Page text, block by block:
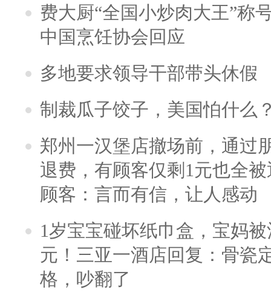
费大厨“全国小炒肉大王”称
中国烹饪协会回应
多地要求领导干部带头休假
制裁瓜子饺子，美国怕什么
郑州一汉堡店撤场前，通过
退费，有顾客仅剩1元也全
顾客：言而有信，让人感动
1岁宝宝碰坏纸巾盒，宝妈
元！三亚一酒店回复：骨瓷
格，吵翻了